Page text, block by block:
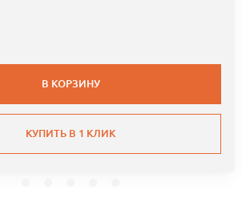
В КОРЗИНУ
КУПИТЬ В 1 КЛИК